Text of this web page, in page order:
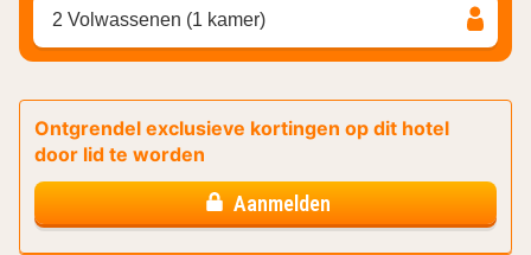
2 Volwassenen (1 kamer)
Ontgrendel exclusieve kortingen op dit hotel
door lid te worden
Aanmelden